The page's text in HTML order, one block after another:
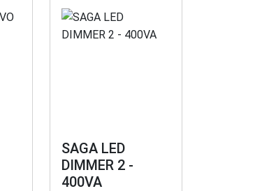
SAGA LED
DIMMER 2 -
400VA